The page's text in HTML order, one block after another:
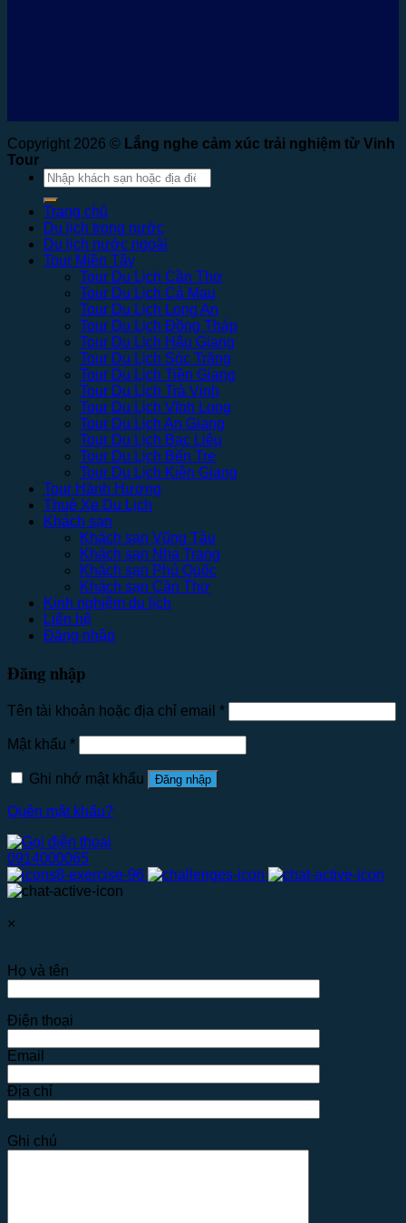
Copyright 2026 © Lắng nghe cảm xúc trải nghiệm từ Vinh
Tour
Tìm
kiếm:
Trang chủ
Du lịch trong nước
Du lịch nước ngoài
Tour Miền Tây
Tour Du Lịch Cần Thơ
Tour Du Lịch Cà Mau
Tour Du Lịch Long An
Tour Du Lịch Đồng Tháp
Tour Du Lịch Hậu Giang
Tour Du Lịch Sóc Trăng
Tour Du Lịch Tiền Giang
Tour Du Lịch Trà Vinh
Tour Du Lịch Vĩnh Long
Tour Du Lịch An Giang
Tour Du Lịch Bạc Liêu
Tour Du Lịch Bến Tre
Tour Du Lịch Kiên Giang
Tour Hành Hương
Thuê Xe Du Lịch
Khách sạn
Khách sạn Vũng Tàu
Khách sạn Nha Trang
Khách sạn Phú Quốc
Khách sạn Cần Thơ
Kinh nghiệm du lịch
Liên hệ
Đăng nhập
Đăng nhập
Tên tài khoản hoặc địa chỉ email *
Mật khẩu *
Ghi nhớ mật khẩu Đăng nhập
Quên mật khẩu?
0914000065
×
Họ và tên
Điện thoại
Email
Địa chỉ
Ghi chú